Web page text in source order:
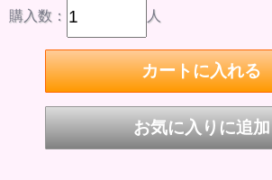
購入数： 人